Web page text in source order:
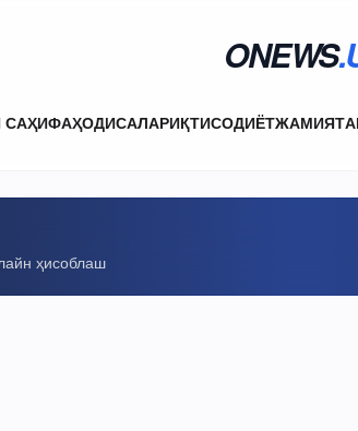
ONEWS
ҲОДИСАЛАРИҚТИСОДИЁТЖАМИЯТ
ҳисоблаш